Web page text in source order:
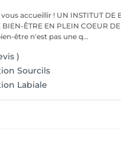
INSTITUT DE BEAUTÉ AU
BIEN-ÊTRE EN PLEIN COEUR DE
Le bien-être n'est pas une q...
)
Sourcils
Labiale